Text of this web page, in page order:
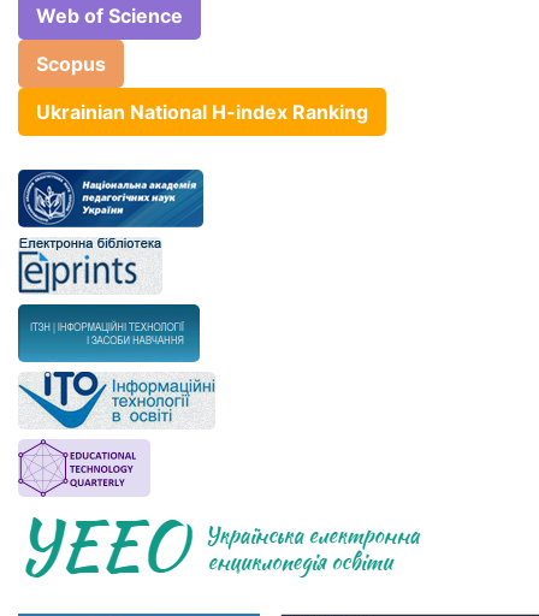
Web of Science
Scopus
Ukrainian National H-index Ranking